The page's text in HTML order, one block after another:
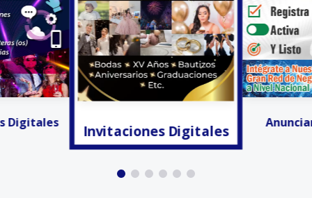
Digitales Anunciar Gratis!!!